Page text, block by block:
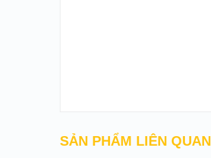
SẢN PHẨM LIÊN QUAN